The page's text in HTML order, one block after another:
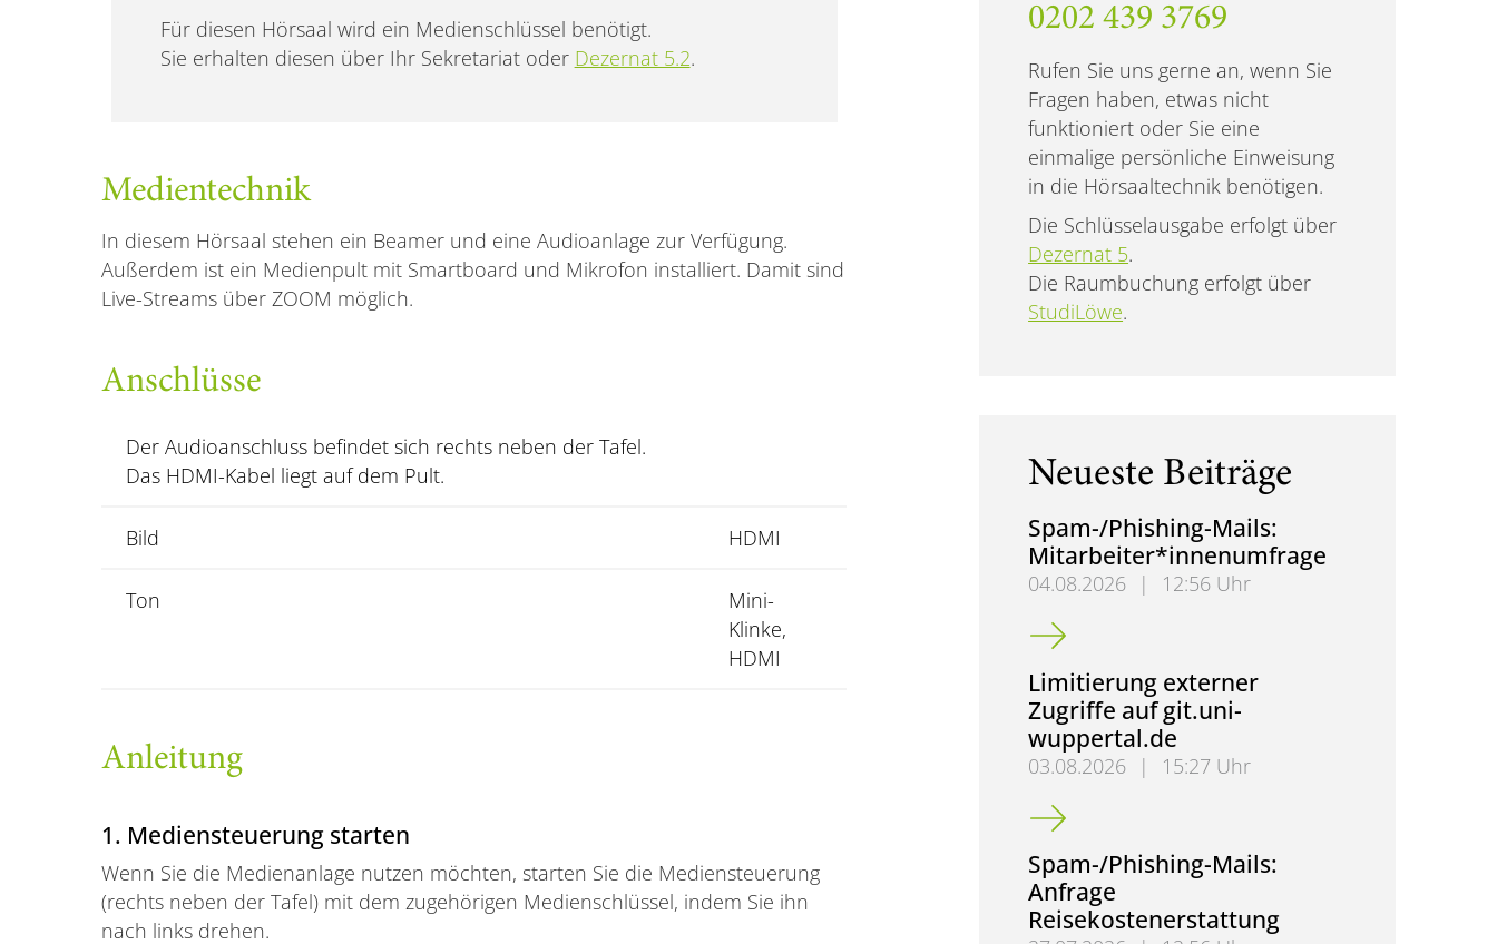
Für diesen Hörsaal wird ein Medienschlüssel benötigt.
Sie erhalten diesen über Ihr Sekretariat oder Dezernat 5.2.
Medientechnik
In diesem Hörsaal stehen ein Beamer und eine Audioanlage zur Verfügung.
Außerdem ist ein Medienpult mit Smartboard und Mikrofon installiert. Damit sind
Live-Streams über ZOOM möglich.
Anschlüsse
Der Audioanschluss befindet sich rechts neben der Tafel.
Das HDMI-Kabel liegt auf dem Pult.
Bild HDMI
Ton
Mini-
Klinke,
HDMI
Anleitung
1. Mediensteuerung starten
Wenn Sie die Medienanlage nutzen möchten, starten Sie die Mediensteuerung
(rechts neben der Tafel) mit dem zugehörigen Medienschlüssel, indem Sie ihn
nach links drehen.
0202 439 3769
Rufen Sie uns gerne an, wenn Sie
Fragen haben, etwas nicht
funktioniert oder Sie eine
einmalige persönliche Einweisung
in die Hörsaaltechnik benötigen.
Die Schlüsselausgabe erfolgt über
Dezernat 5.
Die Raumbuchung erfolgt über
StudiLöwe.
Neueste Beiträge
Spam-/Phishing-Mails:
Mitarbeiter*innenumfrage
04.08.2026 |
12:56 Uhr
Spam-/Phishing-Mails: Mitarbeiter*innenumfrage
Limitierung externer
Zugriffe auf git.uni-
wuppertal.de
03.08.2026 |
15:27 Uhr
Limitierung externer Zugriffe auf git.uni-
Spam-/Phishing-Mails:
Anfrage
Reisekostenerstattung